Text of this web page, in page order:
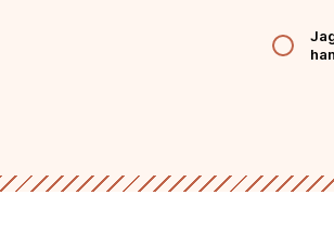
För 99 kr får du ett vin med smakrikedom